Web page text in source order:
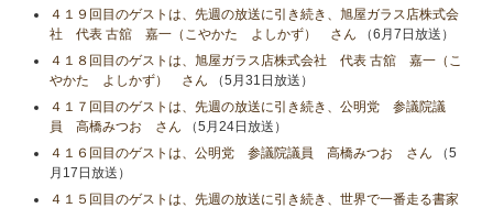
４１９回目のゲストは、先週の放送に引き続き、旭屋ガラス店株式会
社 代表 古舘 嘉一（こやかた よしかず） さん （6月7日放送）
４１８回目のゲストは、旭屋ガラス店株式会社 代表 古舘 嘉一（こ
やかた よしかず） さん （5月31日放送）
４１７回目のゲストは、先週の放送に引き続き、公明党 参議院議
員 高橋みつお さん （5月24日放送）
４１６回目のゲストは、公明党 参議院議員 高橋みつお さん （5
月17日放送）
４１５回目のゲストは、先週の放送に引き続き、世界で一番走る書家